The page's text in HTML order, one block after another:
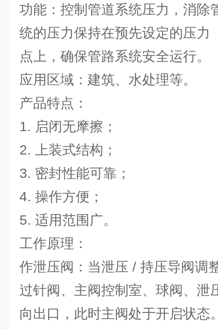
功能：控制管道系统压力，消除
统的压力保持在预先设定的压力
点上，确保管路系统安全运行。
应用区域：建筑、水处理等。
产品特点：
1. 启闭无摩擦；
2. 上装式结构；
3. 密封性能可靠；
4. 操作方便；
5. 适用范围广。
工作原理：
作泄压阀：当泄压 / 持压导阀调
过针阀、主阀控制室、球阀、泄
向出口，此时主阀处于开启状态